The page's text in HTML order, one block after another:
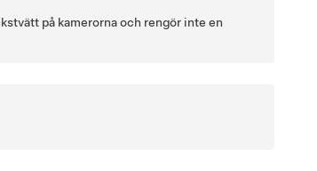
på kamerorna och rengör inte en